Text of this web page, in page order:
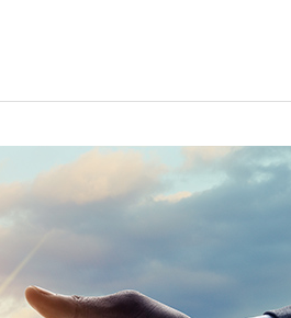
CLIENT
FACILITY